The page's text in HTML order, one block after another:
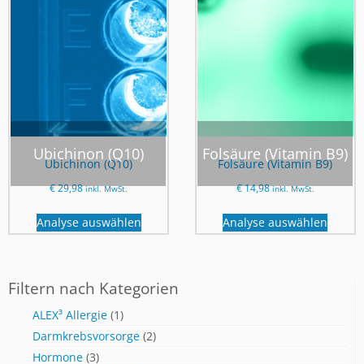
Ubichinon (Q10)
Ubichinon (Q10)
€29,98 inkl. MwSt.
Analyse auswählen
Folsäure (Vitamin B9)
Folsäure (Vitamin B9)
€14,98 inkl. MwSt.
Analyse auswählen
Filtern nach Kategorien
ALEX³ Allergie (1)
Darmkrebsvorsorge (2)
Hormone (3)